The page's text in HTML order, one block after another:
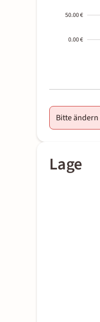
50.00 €
0.00 €
01-02
Bitte
Lage